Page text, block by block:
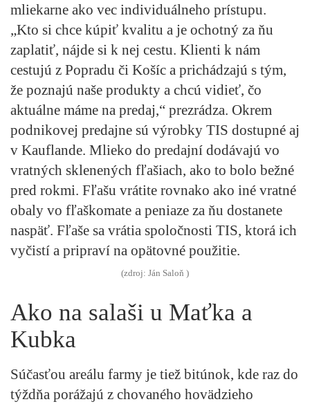
mliekarne ako vec individuálneho prístupu.
„Kto si chce kúpiť kvalitu a je ochotný za ňu
zaplatiť, nájde si k nej cestu. Klienti k nám
cestujú z Popradu či Košíc a prichádzajú s tým,
že poznajú naše produkty a chcú vidieť, čo
aktuálne máme na predaj,“ prezrádza. Okrem
podnikovej predajne sú výrobky TIS dostupné aj
v Kauflande. Mlieko do predajní dodávajú vo
vratných sklenených fľašiach, ako to bolo bežné
pred rokmi. Fľašu vrátite rovnako ako iné vratné
obaly vo fľaškomate a peniaze za ňu dostanete
naspäť. Fľaše sa vrátia spoločnosti TIS, ktorá ich
vyčistí a pripraví na opätovné použitie.
(zdroj: Ján Saloň )
Ako na salaši u Maťka a
Kubka
Súčasťou areálu farmy je tiež bitúnok, kde raz do
týždňa porážajú z chovaného hovädzieho